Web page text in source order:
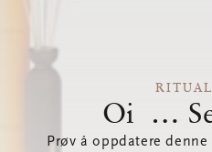
Oi …
Prøv å oppdatere